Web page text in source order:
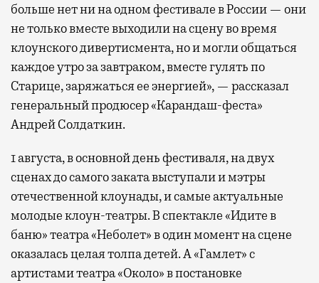
больше нет ни на одном фестивале в России — они
не только вместе выходили на сцену во время
клоунского дивертисмента, но и могли общаться
каждое утро за завтраком, вместе гулять по
Старице, заряжаться ее энергией», — рассказал
генеральный продюсер «Карандаш-феста»
Андрей Солдаткин.
1 августа, в основной день фестиваля, на двух
сценах до самого заката выступали и мэтры
отечественной клоунады, и самые актуальные
молодые клоун-театры. В спектакле «Идите в
баню» театра «Неболет» в один момент на сцене
оказалась целая толпа детей. А «Гамлет» с
артистами театра «Около» в постановке